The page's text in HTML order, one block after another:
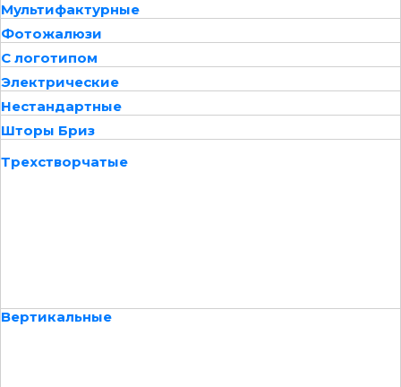
Мультифактурные
Фотожалюзи
С логотипом
Электрические
Нестандартные
Шторы Бриз
Трехстворчатые
Вертикальные